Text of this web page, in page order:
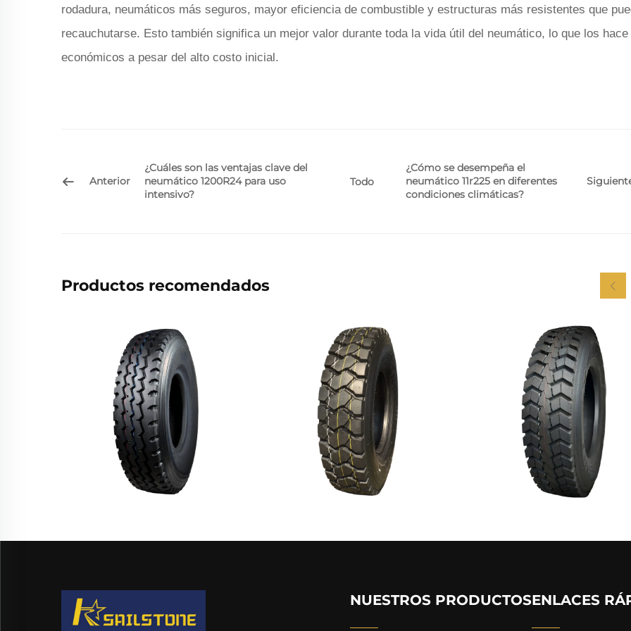
rodadura, neumáticos más seguros, mayor eficiencia de combustible y estructuras más resistentes que
recauchutarse. Esto también significa un mejor valor durante toda la vida útil del neumático, lo que los hace
económicos a pesar del alto costo inicial.
Anterior
¿Cuáles son las ventajas clave del
neumático 1200R24 para uso
intensivo?
Todo
¿Cómo se desempeña el
neumático 11r225 en diferentes
condiciones climáticas?
Productos recomendados
NUESTROS PRODUCTOSENLACES